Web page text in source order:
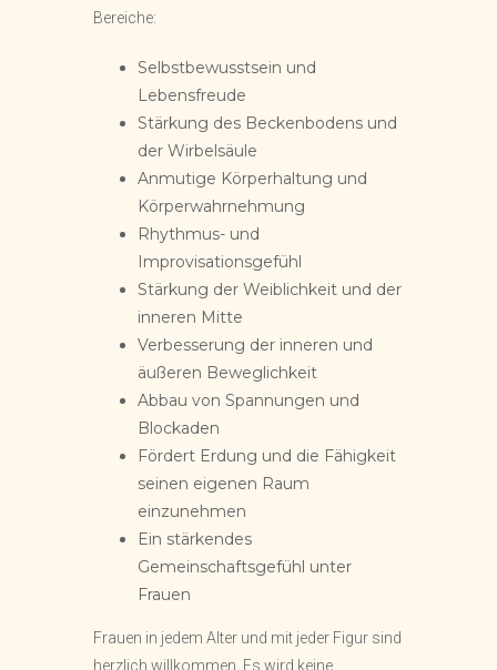
Bereiche:
Selbstbewusstsein und
Lebensfreude
Stärkung des Beckenbodens und
der Wirbelsäule
Anmutige Körperhaltung und
Körperwahrnehmung
Rhythmus- und
Improvisationsgefühl
Stärkung der Weiblichkeit und der
inneren Mitte
Verbesserung der inneren und
äußeren Beweglichkeit
Abbau von Spannungen und
Blockaden
Fördert Erdung und die Fähigkeit
seinen eigenen Raum
einzunehmen
Ein stärkendes
Gemeinschaftsgefühl unter
Frauen
Frauen in jedem Alter und mit jeder Figur sind
herzlich willkommen. Es wird keine